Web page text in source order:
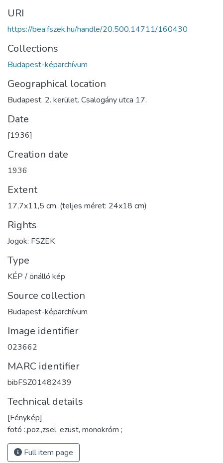
URI
https://bea.fszek.hu/handle/20.500.14711/160430
Collections
Budapest-képarchívum
Geographical location
Budapest. 2. kerület. Csalogány utca 17.
Date
[1936]
Creation date
1936
Extent
17,7x11,5 cm, (teljes méret: 24x18 cm)
Rights
Jogok: FSZEK
Type
KÉP / önálló kép
Source collection
Budapest-képarchívum
Image identifier
023662
MARC identifier
bibFSZ01482439
Technical details
[Fénykép]
fotó :,poz.,zsel. ezüst, monokróm ;
Full item page